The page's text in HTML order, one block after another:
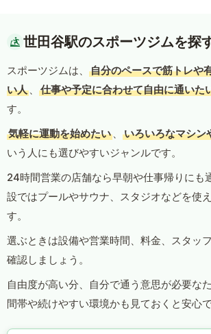
世田谷駅のスポーツジムを探
スポーツジムは、
自分のペースで筋トレや
い人 、 仕事や予定に合わせて自由に通いた
す。
気軽に運動を始めたい 、 いろいろなマシン
いう人にも選びやすいジャンルです。
24時間営業の店舗なら早朝や仕事帰りにも
設ではプールやサウナ、スタジオなどを使
す。
選ぶときは設備や営業時間、料金、スタッ
確認しましょう。
自由度が高い分、自分で通う意思が必要な
間帯や続けやすい環境かも見ておくと安心で